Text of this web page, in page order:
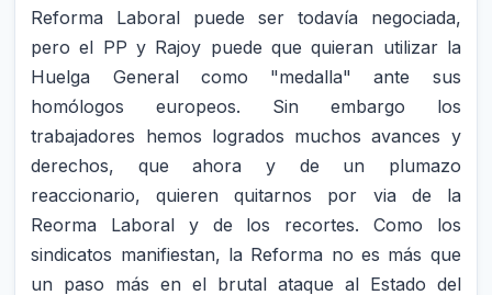
Reforma Laboral puede ser todavía negociada,
pero el PP y Rajoy puede que quieran utilizar la
Huelga General como "medalla" ante sus
homólogos europeos. Sin embargo los
trabajadores hemos logrados muchos avances y
derechos, que ahora y de un plumazo
reaccionario, quieren quitarnos por via de la
Reorma Laboral y de los recortes. Como los
sindicatos manifiestan, la Reforma no es más que
un paso más en el brutal ataque al Estado del